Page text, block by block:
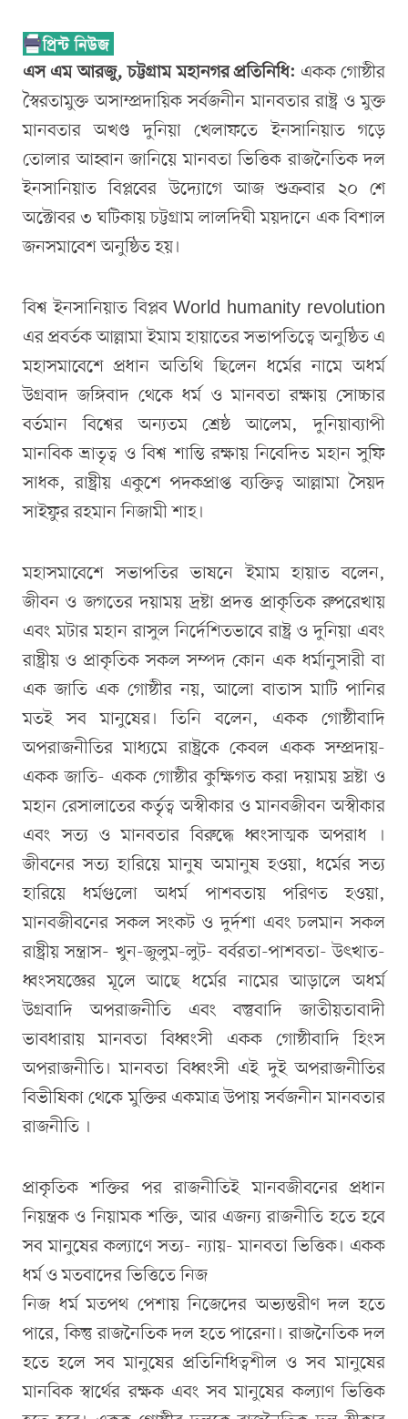
এস এম আরজু, চট্টগ্রাম মহানগর প্রতিনিধি: একক গোষ্ঠীর
স্বৈরতামুক্ত অসাম্প্রদায়িক সর্বজনীন মানবতার রাষ্ট্র ও মুক্ত
মানবতার অখণ্ড দুনিয়া খেলাফতে ইনসানিয়াত গড়ে
তোলার আহ্বান জানিয়ে মানবতা ভিত্তিক রাজনৈতিক দল
ইনসানিয়াত বিপ্লবের উদ্যোগে আজ শুক্রবার ২০ শে
অক্টোবর ৩ ঘটিকায় চট্টগ্রাম লালদিঘী ময়দানে এক বিশাল
জনসমাবেশ অনুষ্ঠিত হয়।
বিশ্ব ইনসানিয়াত বিপ্লব World humanity revolution
এর প্রবর্তক আল্লামা ইমাম হায়াতের সভাপতিত্বে অনুষ্ঠিত এ
মহাসমাবেশে প্রধান অতিথি ছিলেন ধর্মের নামে অধর্ম
উগ্রবাদ জঙ্গিবাদ থেকে ধর্ম ও মানবতা রক্ষায় সোচ্চার
বর্তমান বিশ্বের অন্যতম শ্রেষ্ঠ আলেম, দুনিয়াব্যাপী
মানবিক ভ্রাতৃত্ব ও বিশ্ব শান্তি রক্ষায় নিবেদিত মহান সুফি
সাধক, রাষ্ট্রীয় একুশে পদকপ্রাপ্ত ব্যক্তিত্ব আল্লামা সৈয়দ
সাইফুর রহমান নিজামী শাহ।
মহাসমাবেশে সভাপতির ভাষনে ইমাম হায়াত বলেন,
জীবন ও জগতের দয়াময় দ্রষ্টা প্রদত্ত প্রাকৃতিক রুপরেখায়
এবং মটার মহান রাসুল নির্দেশিতভাবে রাষ্ট্র ও দুনিয়া এবং
রাষ্ট্রীয় ও প্রাকৃতিক সকল সম্পদ কোন এক ধর্মানুসারী বা
এক জাতি এক গোষ্ঠীর নয়, আলো বাতাস মাটি পানির
মতই সব মানুষের। তিনি বলেন, একক গোষ্ঠীবাদি
অপরাজনীতির মাধ্যমে রাষ্ট্রকে কেবল একক সম্প্রদায়-
একক জাতি- একক গোষ্ঠীর কুক্ষিগত করা দয়াময় স্রষ্টা ও
মহান রেসালাতের কর্তৃত্ব অস্বীকার ও মানবজীবন অস্বীকার
এবং সত্য ও মানবতার বিরুদ্ধে ধ্বংসাত্মক অপরাধ ।
জীবনের সত্য হারিয়ে মানুষ অমানুষ হওয়া, ধর্মের সত্য
হারিয়ে ধর্মগুলো অধর্ম পাশবতায় পরিণত হওয়া,
মানবজীবনের সকল সংকট ও দুর্দশা এবং চলমান সকল
রাষ্ট্রীয় সন্ত্রাস- খুন-জুলুম-লুট- বর্বরতা-পাশবতা- উৎখাত-
ধ্বংসযজ্ঞের মূলে আছে ধর্মের নামের আড়ালে অধর্ম
উগ্রবাদি অপরাজনীতি এবং বস্তুবাদি জাতীয়তাবাদী
ভাবধারায় মানবতা বিধ্বংসী একক গোষ্ঠীবাদি হিংস
অপরাজনীতি। মানবতা বিধ্বংসী এই দুই অপরাজনীতির
বিভীষিকা থেকে মুক্তির একমাত্র উপায় সর্বজনীন মানবতার
রাজনীতি ।
প্রাকৃতিক শক্তির পর রাজনীতিই মানবজীবনের প্রধান
নিয়ন্ত্রক ও নিয়ামক শক্তি, আর এজন্য রাজনীতি হতে হবে
সব মানুষের কল্যাণে সত্য- ন্যায়- মানবতা ভিত্তিক। একক
ধর্ম ও মতবাদের ভিত্তিতে নিজ
নিজ ধর্ম মতপথ পেশায় নিজেদের অভ্যন্তরীণ দল হতে
পারে, কিন্তু রাজনৈতিক দল হতে পারেনা। রাজনৈতিক দল
হতে হলে সব মানুষের প্রতিনিধিত্বশীল ও সব মানুষের
মানবিক স্বার্থের রক্ষক এবং সব মানুষের কল্যাণ ভিত্তিক